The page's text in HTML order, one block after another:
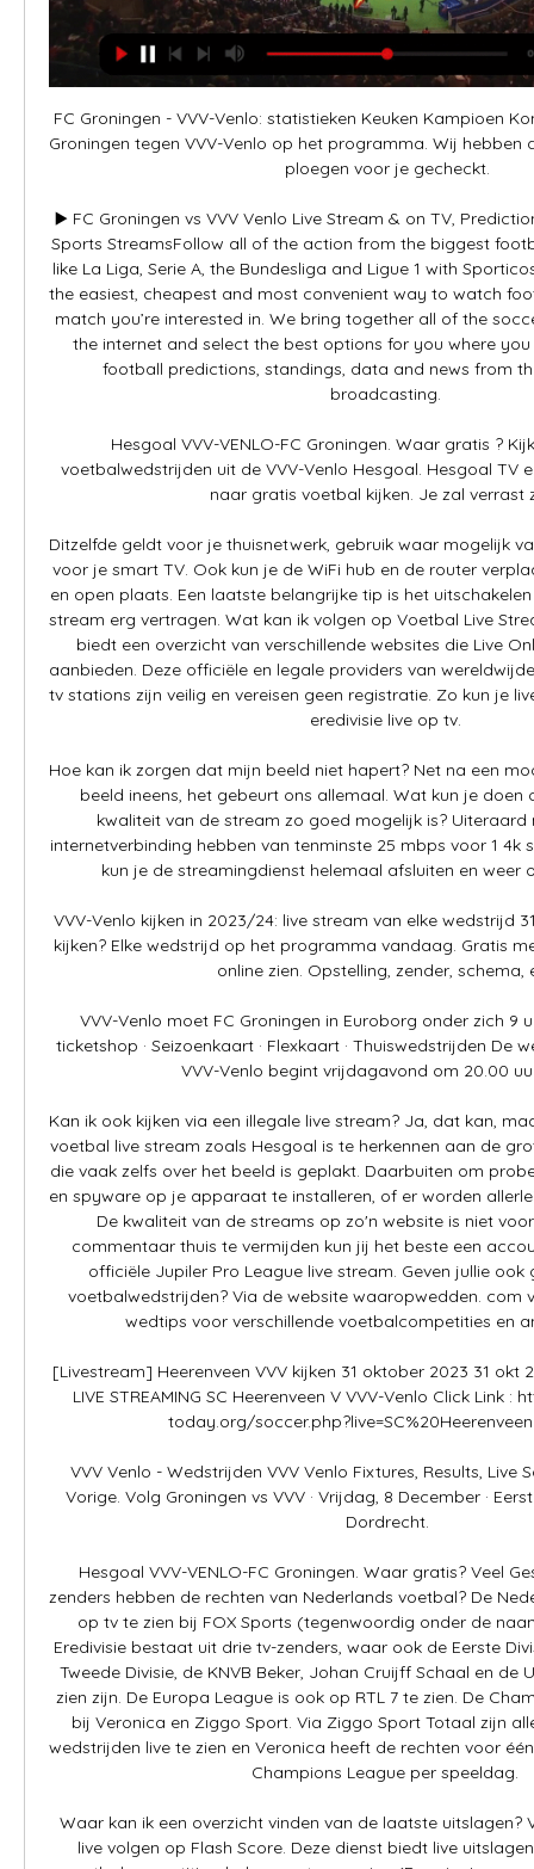
FC Groningen - VVV-Venlo: statistieken Keuken Kampioen
Groningen tegen VVV-Venlo op het programma. Wij hebben
ploegen voor je gecheckt.
▶️ FC Groningen vs VVV Venlo Live Stream & on TV,
Sports StreamsFollow all of the action from the biggest
like La Liga, Serie A, the Bundesliga and Ligue 1 with
the easiest, cheapest and most convenient way to watch
match you’re interested in. We bring together all of the
the internet and select the best options for you where
football predictions, standings, data and news from
broadcasting.
Hesgoal VVV-VENLO-FC Groningen. Waar gratis ?
voetbalwedstrijden uit de VVV-Venlo Hesgoal. Hesgoal TV
naar gratis voetbal kijken. Je zal verrast
Ditzelfde geldt voor je thuisnetwerk, gebruik waar mogelijk
voor je smart TV. Ook kun je de WiFi hub en de router
en open plaats. Een laatste belangrijke tip is het
stream erg vertragen. Wat kan ik volgen op Voetbal Live
biedt een overzicht van verschillende websites die Live
aanbieden. Deze officiële en legale providers van
tv stations zijn veilig en vereisen geen registratie. Zo kun je
eredivisie live op tv.
Hoe kan ik zorgen dat mijn beeld niet hapert? Net na een
beeld ineens, het gebeurt ons allemaal. Wat kun je
kwaliteit van de stream zo goed mogelijk is? Uiteraard
internetverbinding hebben van tenminste 25 mbps voor 1 4k
kun je de streamingdienst helemaal afsluiten en weer
VVV-Venlo kijken in 2023/24: live stream van elke wedstrijd
kijken? Elke wedstrijd op het programma vandaag. Gratis
online zien. Opstelling, zender, schema,
VVV-Venlo moet FC Groningen in Euroborg onder zich 9
ticketshop · Seizoenkaart · Flexkaart · Thuiswedstrijden De
VVV-Venlo begint vrijdagavond om 20.00 uur
Kan ik ook kijken via een illegale live stream? Ja, dat kan,
voetbal live stream zoals Hesgoal is te herkennen aan de
die vaak zelfs over het beeld is geplakt. Daarbuiten om
en spyware op je apparaat te installeren, of er worden
De kwaliteit van de streams op zo'n website is niet
commentaar thuis te vermijden kun jij het beste een
officiële Jupiler Pro League live stream. Geven jullie
voetbalwedstrijden? Via de website waaropwedden. com
wedtips voor verschillende voetbalcompetities en
[Livestream] Heerenveen VVV kijken 31 oktober 2023 31 okt
LIVE STREAMING SC Heerenveen V VVV-Venlo Click Link
today.org/
VVV Venlo - Wedstrijden VVV Venlo Fixtures, Results, Live
Vorige. Volg Groningen vs VVV · Vrijdag, 8 December ·
Dordrecht.
Hesgoal VVV-VENLO-FC Groningen. Waar gratis? Veel
zenders hebben de rechten van Nederlands voetbal? De
op tv te zien bij FOX Sports (tegenwoordig onder de
Eredivisie bestaat uit drie tv-zenders, waar ook de Eerste
Tweede Divisie, de KNVB Beker, Johan Cruijff Schaal en de
zien zijn. De Europa League is ook op RTL 7 te zien. De
bij Veronica en Ziggo Sport. Via Ziggo Sport Totaal zijn
wedstrijden live te zien en Veronica heeft de rechten voor
Champions League per speeldag.
Waar kan ik een overzicht vinden van de laatste uitslagen?
live volgen op Flash Score. Deze dienst biedt live